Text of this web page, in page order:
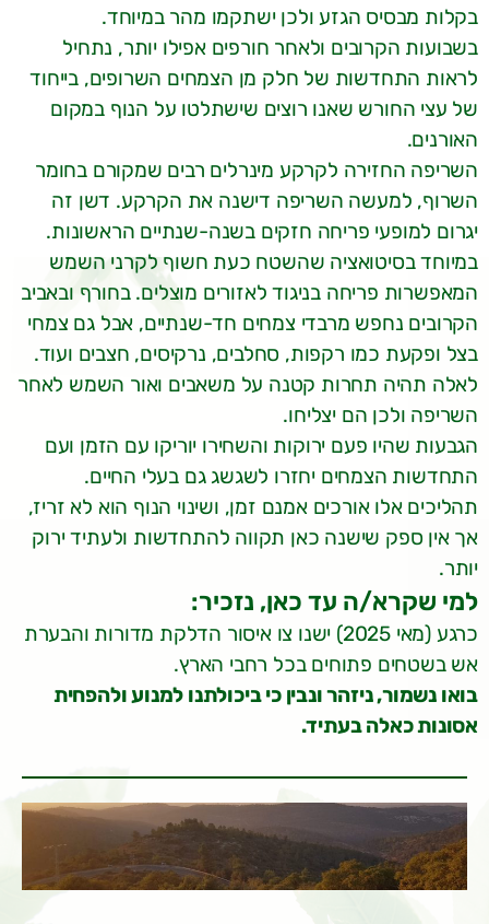
בקלות מבסיס הגזע ולכן ישתקמו מהר במיוחד.
בשבועות הקרובים ולאחר חורפים אפילו יותר, נתחיל
לראות התחדשות של חלק מן הצמחים השרופים, בייחוד
של עצי החורש שאנו רוצים שישתלטו על הנוף במקום
האורנים.
השריפה החזירה לקרקע מינרלים רבים שמקורם בחומר
השרוף, למעשה השריפה דישנה את הקרקע. דשן זה
יגרום למופעי פריחה חזקים בשנה-שנתיים הראשונות.
במיוחד בסיטואציה שהשטח כעת חשוף לקרני השמש
המאפשרות פריחה בניגוד לאזורים מוצלים. בחורף ובאביב
הקרובים נחפש מרבדי צמחים חד-שנתיים, אבל גם צמחי
בצל ופקעת כמו רקפות, סחלבים, נרקיסים, חצבים ועוד.
לאלה תהיה תחרות קטנה על משאבים ואור השמש לאחר
השריפה ולכן הם יצליחו.
הגבעות שהיו פעם ירוקות והשחירו יוריקו עם הזמן ועם
התחדשות הצמחים יחזרו לשגשג גם בעלי החיים.
תהליכים אלו אורכים אמנם זמן, ושינוי הנוף הוא לא זריז,
אך אין ספק שישנה כאן תקווה להתחדשות ולעתיד ירוק
יותר.
למי שקרא/ה עד כאן, נזכיר:
כרגע (מאי 2025) ישנו צו איסור הדלקת מדורות והבערת
אש בשטחים פתוחים בכל רחבי הארץ.
בואו נשמור, ניזהר ונבין כי ביכולתנו למנוע ולהפחית
אסונות כאלה בעתיד.